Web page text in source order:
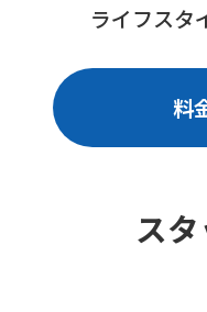
ライフスタ
料
ス